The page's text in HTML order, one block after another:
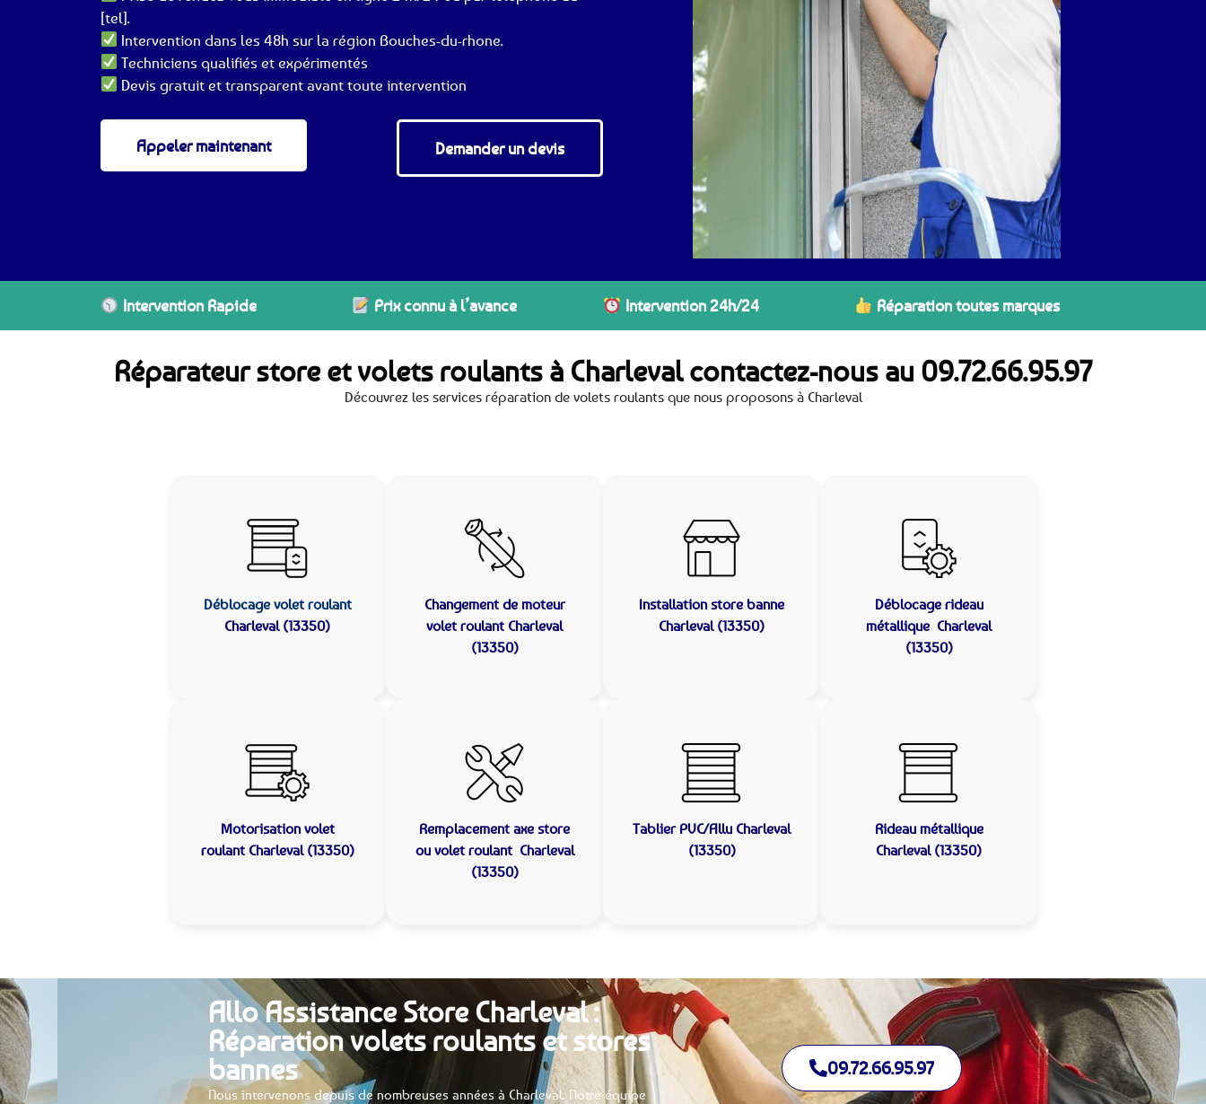
[tel].
Intervention dans les 48h sur la région Bouches-du-rhone.
Techniciens qualifiés et expérimentés
Devis gratuit et transparent avant toute intervention
Appeler maintenant Demander un devis
Intervention Rapide Prix connu à l’avance Intervention 24h/24 Réparation toutes marques
Réparateur store et volets roulants à Charleval contactez-nous au 09.72.66.95.97
Découvrez les services réparation de volets roulants que nous proposons à Charleval
Déblocage volet roulant
Charleval (13350)
Changement de moteur
volet roulant Charleval
(13350)
Installation store banne
Charleval (13350)
Déblocage rideau
métallique Charleval
(13350)
Motorisation volet
roulant Charleval (13350)
Remplacement axe store
ou volet roulant Charleval
(13350)
Tablier PVC/Allu Charleval
(13350)
Rideau métallique
Charleval (13350)
Allo Assistance Store Charleval :
Réparation volets roulants et stores
bannes
Nous intervenons depuis de nombreuses années à Charleval. Notre équipe
09.72.66.95.97